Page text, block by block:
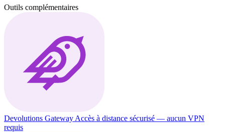
Outils complémentaires
Devolutions Gateway Accès à distance sécurisé — aucun VPN
requis